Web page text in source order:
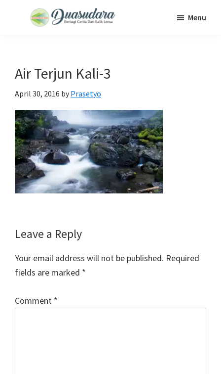
Balik
Lensa
Menu
Air Terjun Kali-3
April 30, 2016 by Prasetyo
Reader
Interactions
Leave a Reply
Your email address will not be published. Required
fields are marked *
Comment *